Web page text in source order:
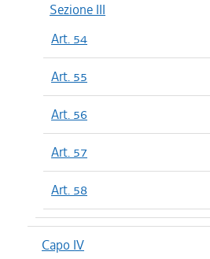
Sezione III
Art. 54
Art. 55
Art. 56
Art. 57
Art. 58
Capo IV